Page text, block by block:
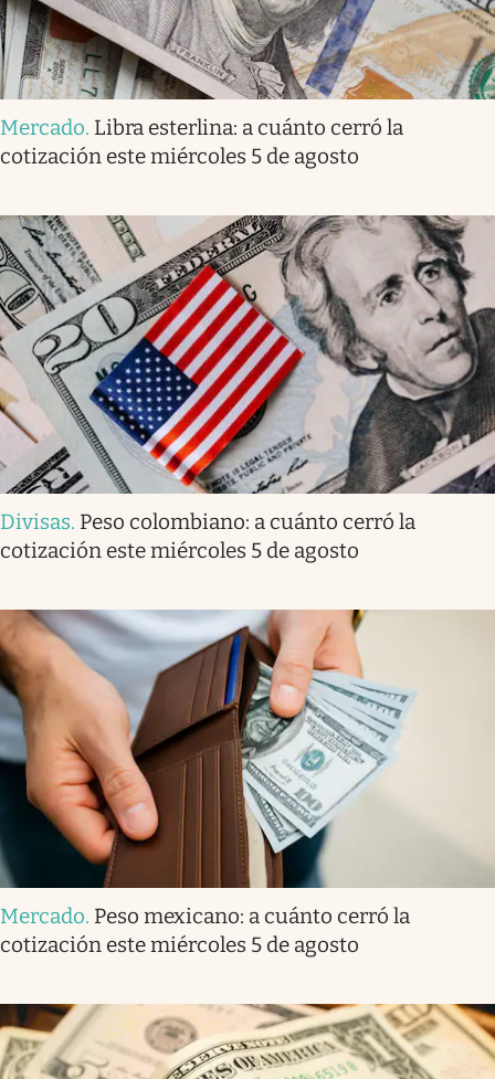
Mercado. Libra esterlina: a cuánto cerró la
cotización este miércoles 5 de agosto
Divisas. Peso colombiano: a cuánto cerró la
cotización este miércoles 5 de agosto
Mercado. Peso mexicano: a cuánto cerró la
cotización este miércoles 5 de agosto